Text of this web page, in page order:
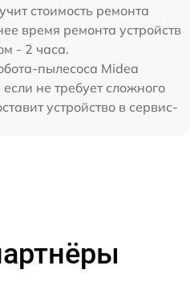
стоимость ремонта
время ремонта устройств
- 2 часа.
пылесоса Midea
не требует сложного
устройство в сервис-